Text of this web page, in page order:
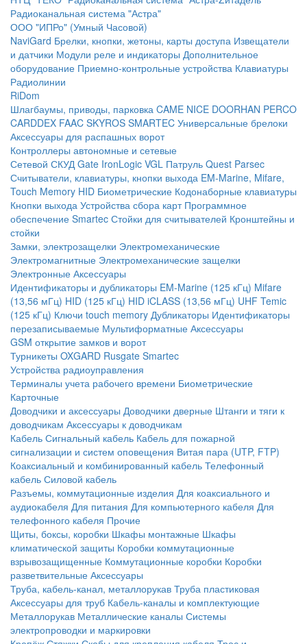
Радиоканальная система "Астра"
ООО "ИПРо" (Умный Часовой)
NaviGard Брелки, кнопки, жетоны, карты доступа Извещатели
и датчики Модули реле и индикаторы Дополнительное
оборудование Приемно-контрольные устройства Клавиатуры
Радиолинии
RiDom
Шлагбаумы, приводы, парковка CAME NICE DOORHAN PERCO
CARDDEX FAAC SKYROS SMARTEC Универсальные брелоки
Аксессуары для распашных ворот
Контроллеры автономные и сетевые
Сетевой СКУД Gate IronLogic VGL Патруль Quest Parsec
Считыватели, клавиатуры, кнопки выхода EM-Marine, Mifare,
Touch Memory HID Биометрические Кодонаборные клавиатуры
Кнопки выхода Устройства сбора карт Программное
обеспечение Smartec Стойки для считывателей Кронштейны и
стойки
Замки, электрозащелки Электромеханические
Электромагнитные Электромеханические защелки
Электронные Аксессуары
Идентификаторы и дубликаторы EM-Marine (125 кГц) Mifare
(13,56 мГц) HID (125 кГц) HID iCLASS (13,56 мГц) UHF Temic
(125 кГц) Ключи touch memory Дубликаторы Идентификаторы
перезаписываемые Мультиформатные Аксессуары
GSM открытие замков и ворот
Турникеты OXGARD Rusgate Smartec
Устройства радиоуправления
Терминалы учета рабочего времени Биометрические
Карточные
Доводчики и аксессуары Доводчики дверные Штанги и тяги к
доводчикам Аксессуары к доводчикам
Кабель Сигнальный кабель Кабель для пожарной
сигнализации и систем оповещения Витая пара (UTP, FTP)
Коаксиальный и комбинированный кабель Телефонный
кабель Силовой кабель
Разъемы, коммутационные изделия Для коаксиального и
аудиокабеля Для питания Для компьютерного кабеля Для
телефонного кабеля Прочие
Щиты, боксы, коробки Шкафы монтажные Шкафы
климатической защиты Коробки коммутационные
взрывозащищенные Коммутационные коробки Коробки
разветвительные Аксессуары
Труба, кабель-канал, металлорукав Труба пластиковая
Аксессуары для труб Кабель-каналы и комплектующие
Металлорукав Металлические каналы Системы
электропроводки и маркировки